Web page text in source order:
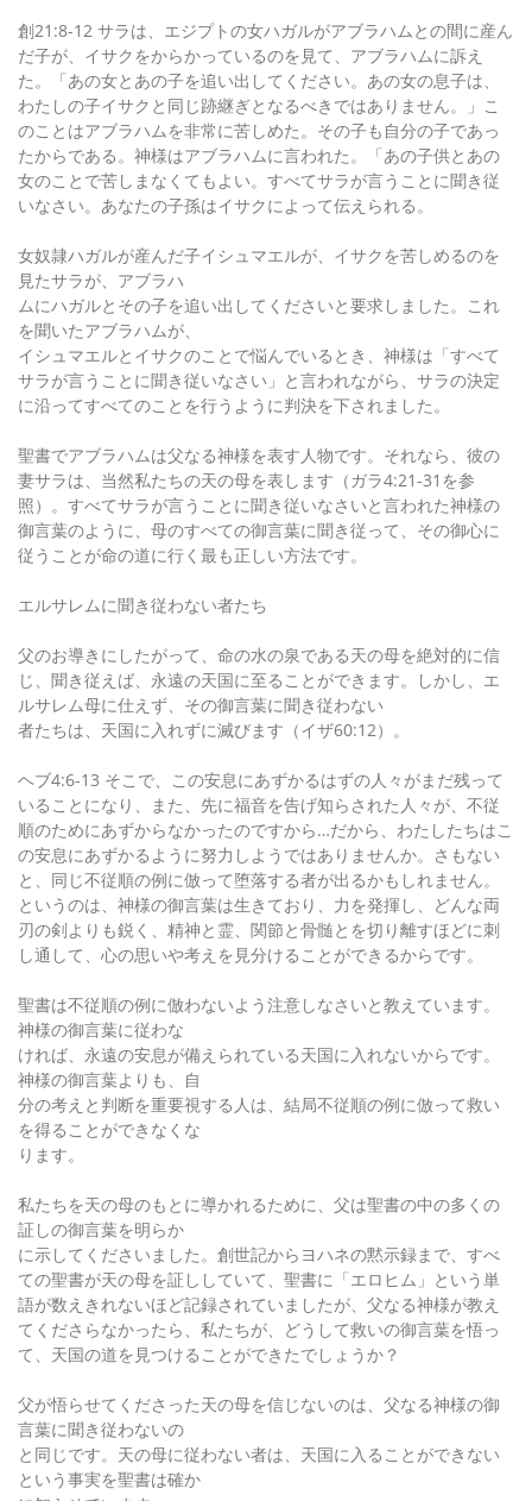
創21:8-12 サラは、エジプトの女ハガルがアブラハムとの間に産ん
だ子が、イサクをからかっているのを見て、アブラハムに訴え
た。「あの女とあの子を追い出してください。あの女の息子は、
わたしの子イサクと同じ跡継ぎとなるべきではありません。」こ
のことはアブラハムを非常に苦しめた。その子も自分の子であっ
たからである。神様はアブラハムに言われた。「あの子供とあの
女のことで苦しまなくてもよい。すべてサラが言うことに聞き従
いなさい。あなたの子孫はイサクによって伝えられる。
女奴隷ハガルが産んだ子イシュマエルが、イサクを苦しめるのを
見たサラが、アブラハ
ムにハガルとその子を追い出してくださいと要求しました。これ
を聞いたアブラハムが、
イシュマエルとイサクのことで悩んでいるとき、神様は「すべて
サラが言うことに聞き従いなさい」と言われながら、サラの決定
に沿ってすべてのことを行うように判決を下されました。
聖書でアブラハムは父なる神様を表す人物です。それなら、彼の
妻サラは、当然私たちの天の母を表します（ガラ4:21-31を参
照）。すべてサラが言うことに聞き従いなさいと言われた神様の
御言葉のように、母のすべての御言葉に聞き従って、その御心に
従うことが命の道に行く最も正しい方法です。
エルサレムに聞き従わない者たち
父のお導きにしたがって、命の水の泉である天の母を絶対的に信
じ、聞き従えば、永遠の天国に至ることができます。しかし、エ
ルサレム母に仕えず、その御言葉に聞き従わない
者たちは、天国に入れずに滅びます（イザ60:12）。
ヘブ4:6-13 そこで、この安息にあずかるはずの人々がまだ残って
いることになり、また、先に福音を告げ知らされた人々が、不従
順のためにあずからなかったのですから…だから、わたしたちはこ
の安息にあずかるように努力しようではありませんか。さもない
と、同じ不従順の例に倣って堕落する者が出るかもしれません。
というのは、神様の御言葉は生きており、力を発揮し、どんな両
刃の剣よりも鋭く、精神と霊、関節と骨髄とを切り離すほどに刺
し通して、心の思いや考えを見分けることができるからです。
聖書は不従順の例に倣わないよう注意しなさいと教えています。
神様の御言葉に従わな
ければ、永遠の安息が備えられている天国に入れないからです。
神様の御言葉よりも、自
分の考えと判断を重要視する人は、結局不従順の例に倣って救い
を得ることができなくな
ります。
私たちを天の母のもとに導かれるために、父は聖書の中の多くの
証しの御言葉を明らか
に示してくださいました。創世記からヨハネの黙示録まで、すべ
ての聖書が天の母を証ししていて、聖書に「エロヒム」という単
語が数えきれないほど記録されていましたが、父なる神様が教え
てくださらなかったら、私たちが、どうして救いの御言葉を悟っ
て、天国の道を見つけることができたでしょうか？
父が悟らせてくださった天の母を信じないのは、父なる神様の御
言葉に聞き従わないの
と同じです。天の母に従わない者は、天国に入ることができない
という事実を聖書は確か